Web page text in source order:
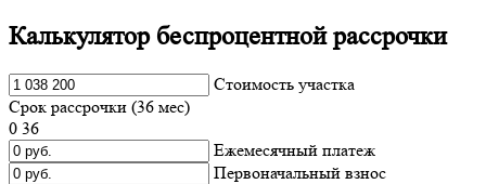
Калькулятор беспроцентной рассрочки
Cтоимость участка
Срок рассрочки (36 мес)
0 36
Ежемесячный платеж
Первоначальный взнос